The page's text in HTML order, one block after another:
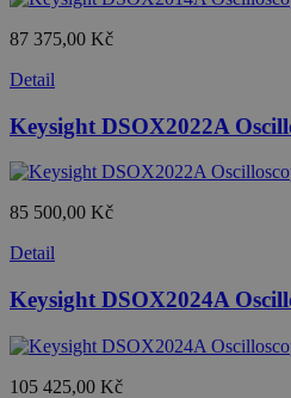
87 375,00 Kč
Detail
Keysight DSOX2022A
85 500,00 Kč
Detail
Keysight DSOX2024A
105 425,00 Kč